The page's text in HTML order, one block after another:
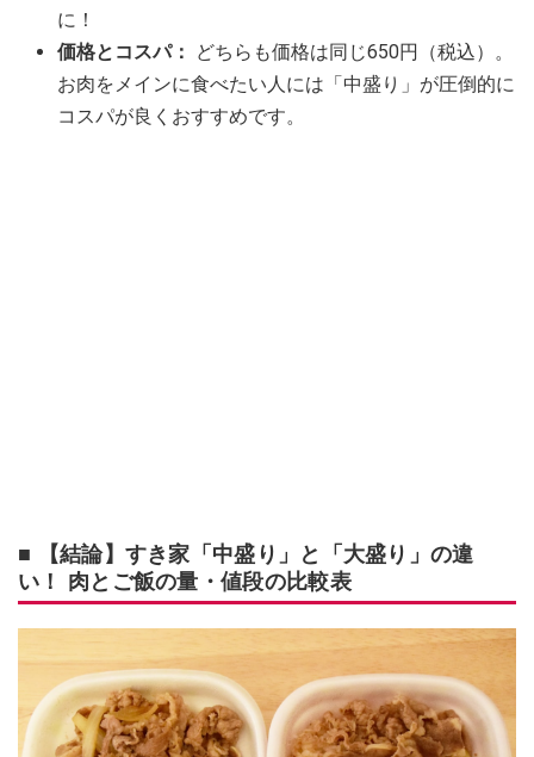
に！
価格とコスパ：
どちらも価格は同じ650円（税込）。
お肉をメインに食べたい人には「中盛り」が圧倒的に
コスパが良くおすすめです。
■ 【結論】すき家「中盛り」と「大盛り」の違
い！ 肉とご飯の量・値段の比較表